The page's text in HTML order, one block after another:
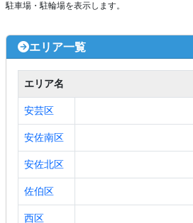
駐車場・駐輪場を表示します。
エリア一覧
エリア名
安芸区
安佐南区
安佐北区
佐伯区
西区